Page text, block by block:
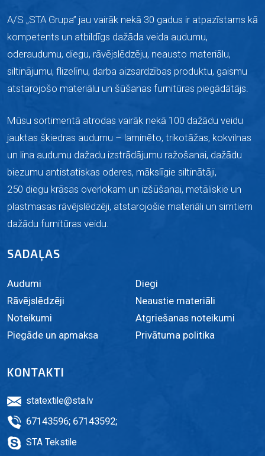
A/S „STA Grupa” jau vairāk nekā 30 gadus ir atpazīstams kā
kompetents un atbildīgs dažāda veida audumu,
oderaudumu, diegu, rāvējslēdzēju, neausto materiālu,
siltinājumu, flizelīnu, darba aizsardzības produktu, gaismu
atstarojošo materiālu un šūšanas furnitūras piegādātājs.
Mūsu sortimentā atrodas vairāk nekā 100 dažādu veidu
jauktas škiedras audumu – laminēto, trikotāžas, kokvilnas
un lina audumu dažadu izstrādājumu ražošanai, dažādu
biezumu antistatiskas oderes, mākslīgie siltinātāji,
250 diegu krāsas overlokam un izšūšanai, metāliskie un
plastmasas rāvējslēdzēji, atstarojošie materiāli un simtiem
dažādu furnitūras veidu.
SADAĻAS
Audumi
Diegi
Rāvējslēdzēji
Neaustie materiāli
Noteikumi
Atgriešanas noteikumi
Piegāde un apmaksa
Privātuma politika
KONTAKTI
statextile@sta.lv
67143596; 67143592;
STA Tekstile